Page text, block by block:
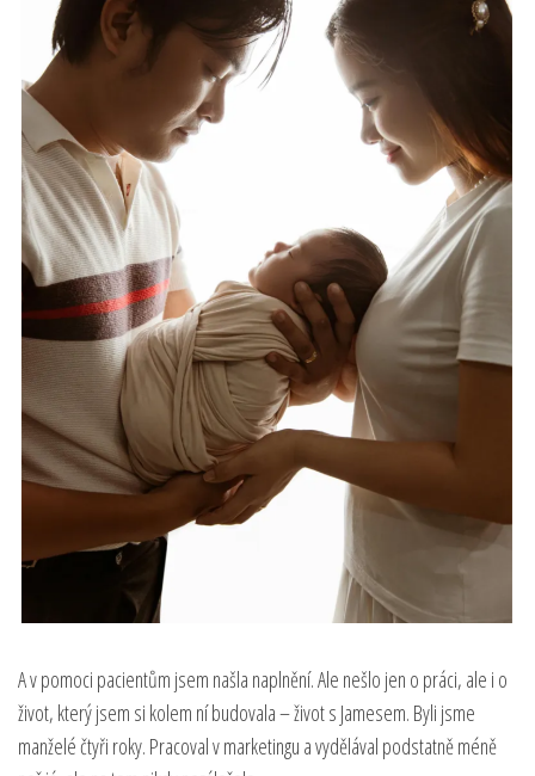
A v pomoci pacientům jsem našla naplnění. Ale nešlo jen o práci, ale i o
život, který jsem si kolem ní budovala – život s Jamesem. Byli jsme
manželé čtyři roky. Pracoval v marketingu a vydělával podstatně méně